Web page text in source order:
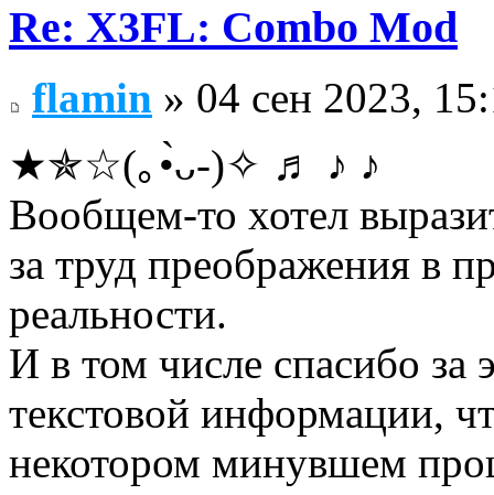
Re: X3FL: Combo Mod
flamin » 04 сен 2023,
★✯☆(｡•̀ᴗ-)✧ ♬ ♪ ♪
Вообщем-то хотел
за труд преображения в
реальности.
И в том числе спасибо
текстовой информации,
некотором минувшем